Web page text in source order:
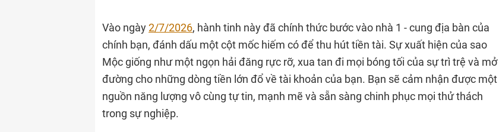
Vào ngày2/7/2026, hành tinh này đã chính thức bước vào nhà 1 - cung địa bàn của
chính bạn, đánh dấu một cột mốc hiếm có để thu hút tiền tài. Sự xuất hiện của sao
Mộc giống như một ngọn hải đăng rực rỡ, xua tan đi mọi bóng tối của sự trì trệ và mở
đường cho những dòng tiền lớn đổ về tài khoản của bạn. Bạn sẽ cảm nhận được một
nguồn năng lượng vô cùng tự tin, mạnh mẽ và sẵn sàng chinh phục mọi thử thách
trong sự nghiệp.